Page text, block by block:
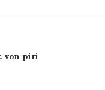
von piri